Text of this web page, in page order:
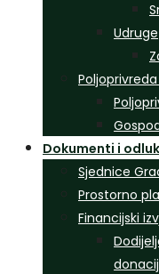
Udruge
Dokumenti i
Sjednice
Prostorno
Financijski